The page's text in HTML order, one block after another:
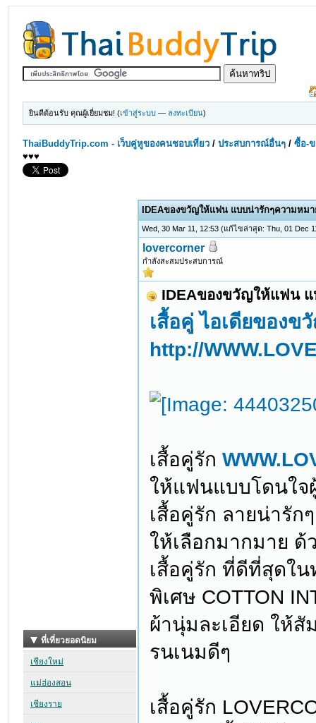
ยินดีต้อนรับ คุณผู้เยี่ยมชม! (เข้าสู่ระบบ — ลงทะเบียน)
ThaiBuddyTrip.com - เว็บคู่หูของคนชอบเที่ยว /ประสบการณ์อื่นๆ /ซื้อ-ข
♥♥♥
IDEAของขวัญให้แฟน แบบน่ารักๆความหม
Wed, 30 Mar 11, 12:53(แก้ไขล่าสุด: Thu, 01 Dec
lovercorner
กำลังสะสมประสบการณ์
IDEAของขวัญให้แฟน
เสื้อคู่ ไอเดียของ
http://
เสื้อคู่รัก
ให้แฟนแบบโดนใ
เสื้อคู่รัก ลายน่ารั
ให้เลือกมากมาย ด้
เสื้อคู่รัก ที่ดีที่สุดใ
พิเศษ COTTON
ผ้านุ่มละเอียด ให้สั
รนเนมดีๆ
เสื้อคู่รัก